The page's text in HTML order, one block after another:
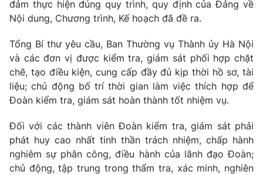
đảm thực hiện đúng quy trình, quy định của Đảng về
Nội dung, Chương trình, Kế hoạch đã đề ra.
Tổng Bí thư yêu cầu, Ban Thường vụ Thành ủy Hà Nội
và các đơn vị được kiểm tra, giám sát phối hợp chặt
chẽ, tạo điều kiện, cung cấp đầy đủ kịp thời hồ sơ, tài
liệu; chủ động bố trí thời gian làm việc thích hợp để
Đoàn kiểm tra, giám sát hoàn thành tốt nhiệm vụ.
Đối với các thành viên Đoàn kiểm tra, giám sát phải
phát huy cao nhất tinh thần trách nhiệm, chấp hành
nghiêm sự phân công, điều hành của lãnh đạo Đoàn;
chủ động, tập trung trong thẩm tra, xác minh, nghiên